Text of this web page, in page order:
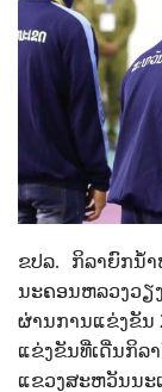
ຂປລ. ກິລາຍົກນໍ້
ນະຄອນຫລວງວຽ
ຜ່ານການແຂ່ງຂັນ
ແຂ່ງຂັນທີ່ເດີ່ນກິລ
ແຂວງສະຫວັນນະ